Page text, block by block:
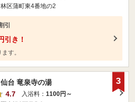
区蒲町東4番地の2
引
引き！
す。
台 竜泉寺の湯
4.7
入浴料： 1100円～
3